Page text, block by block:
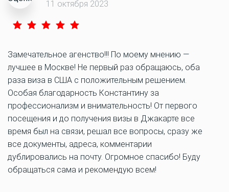
11 октября 2023
Замечательное агенство!!! По моему мнению —
лучшее в Москве! Не первый раз обращаюсь, оба
раза виза в США с положительным решением.
Особая благодарность Константину за
профессионализм и внимательность! От первого
посещения и до получения визы в Джакарте все
время был на связи, решал все вопросы, сразу же
все документы, адреса, комментарии
дублировались на почту. Огромное спасибо! Буду
обращаться сама и рекомендую всем!